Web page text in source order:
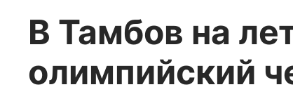
В Тамбов на
олимпийский